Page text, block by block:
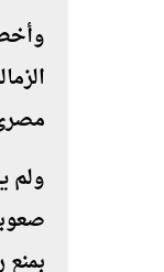
ولم